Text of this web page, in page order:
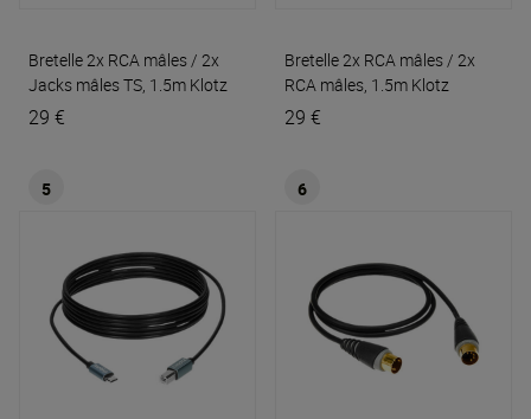
Bretelle 2x RCA mâles / 2x
Jacks mâles TS, 1.5m Klotz
29 €
Bretelle 2x RCA mâles / 2x
RCA mâles, 1.5m Klotz
29 €
5 6